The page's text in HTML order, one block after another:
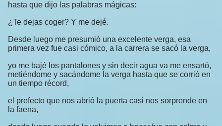
hasta que dijo las palabras mágicas:
¿Te dejas coger? Y me dejé.
Desde luego me presumió una excelente verga, esa
primera vez fue casi cómico, a la carrera se sacó la verga,
yo me bajé los pantalones y sin decir agua va me ensartó,
metiéndome y sacándome la verga hasta que se corrió en
un tiempo récord,
el prefecto que nos abrió la puerta casi nos sorprende en
la faena,